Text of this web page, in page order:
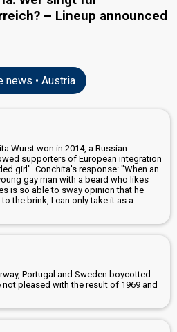
– Lineup announced
news • Austria
Wurst won in 2014, a Russian
supporters of European integration
girl". Conchita's response: "When an
gay man with a beard who likes
is so able to sway opinion that he
the brink, I can only take it as a
Portugal and Sweden boycotted
pleased with the result of 1969 and